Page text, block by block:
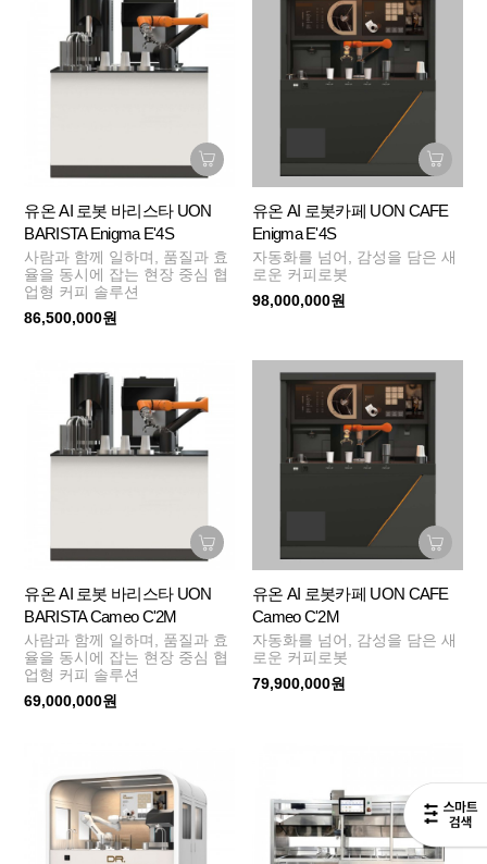
유온 AI 로봇 바리스타 UON
BARISTA Enigma E'4S
사람과 함께 일하며, 품질과 효
율을 동시에 잡는 현장 중심 협
업형 커피 솔루션
86,500,000원
유온 AI 로봇카페 UON CAFE
Enigma E'4S
자동화를 넘어, 감성을 담은 새
로운 커피로봇
98,000,000원
유온 AI 로봇 바리스타 UON
BARISTA Cameo C'2M
사람과 함께 일하며, 품질과 효
율을 동시에 잡는 현장 중심 협
업형 커피 솔루션
69,000,000원
유온 AI 로봇카페 UON CAFE
Cameo C'2M
자동화를 넘어, 감성을 담은 새
로운 커피로봇
79,900,000원